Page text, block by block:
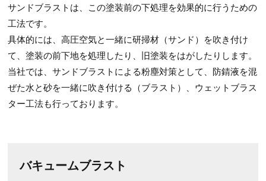
サンドブラストは、この塗装前の下処理を効果的に行うための
工法です。
具体的には、高圧空気と一緒に研掃材（サンド）を吹き付け
て、塗装の前下地を処理したり、旧塗装をはがしたりします。
当社では、サンドブラストによる粉塵対策として、防錆液を混
ぜた水と砂を一緒に吹き付ける（ブラスト）、ウェットブラス
ター工法も行っております。
バキュームブラスト